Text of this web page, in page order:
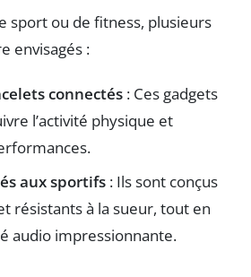
sport ou de fitness, plusieurs
envisagés :
connectés : Ces gadgets
l’activité physique et
aux sportifs : Ils sont conçus
résistants à la sueur, tout en
audio impressionnante.